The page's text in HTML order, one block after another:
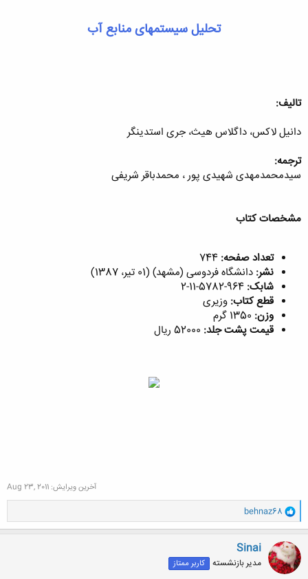
تحلیل سیستمهای منابع آب
تالیف:
دانیل لاکس، داگلاس هیث، جری استدینگر
ترجمه:
سیدمحمدمهدی شهیدی پور ، محمدباقر شریفی
مشخصات کتاب
تعداد صفحه:
نشر: دانشگاه فردوسی (مشهد) (01 تیر، 1387)
شابک:
قطع کتاب: وزیری
وزن:
قیمت پشت جلد: 52000 ریال
آخرین ویرایش: Aug 23, 2011
و
ا
ک
ن
ش
ه
ا
behnaz68
Sinai
مدیر بازنشسته کاربر ممتاز